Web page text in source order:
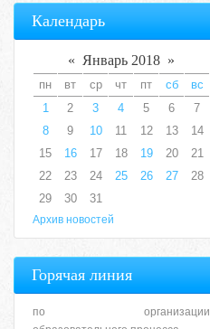
Календарь
« Январь 2018 »
пн вт ср чт пт сб
вс
1
2 3 4 5 6
7
8
9 10 11 12 13
14
15
16 17 18 19 20
21
22
23 24 25 26 27
28
29
30 31
Архив новостей
Горячая линия
по организации